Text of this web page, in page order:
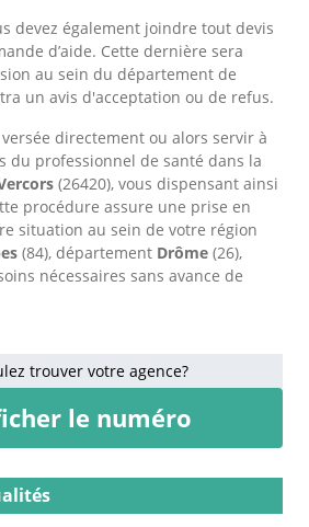
devez également joindre tout devis
d’aide. Cette dernière sera
au sein du département de
un avis d'acceptation ou de refus.
directement ou alors servir à
du professionnel de santé dans la
(26420), vous dispensant ainsi
procédure assure une prise en
situation au sein de votre région
(84), département Drôme (26),
nécessaires sans avance de
trouver votre agence?
le numéro